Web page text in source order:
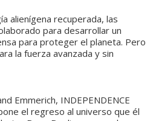
alienígena recuperada, las
para desarrollar un
para proteger el planeta. Pero
la fuerza avanzada y sin
Emmerich, INDEPENDENCE
el regreso al universo que él